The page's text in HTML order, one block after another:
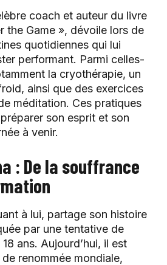
coach et auteur du livre
the Game », dévoile lors de
quotidiennes qui lui
performant. Parmi celles-
la cryothérapie, un
ainsi que des exercices
méditation. Ces pratiques
son esprit et son
à venir.
: De la souffrance
à lui, partage son histoire
par une tentative de
ans. Aujourd’hui, il est
renommée mondiale,